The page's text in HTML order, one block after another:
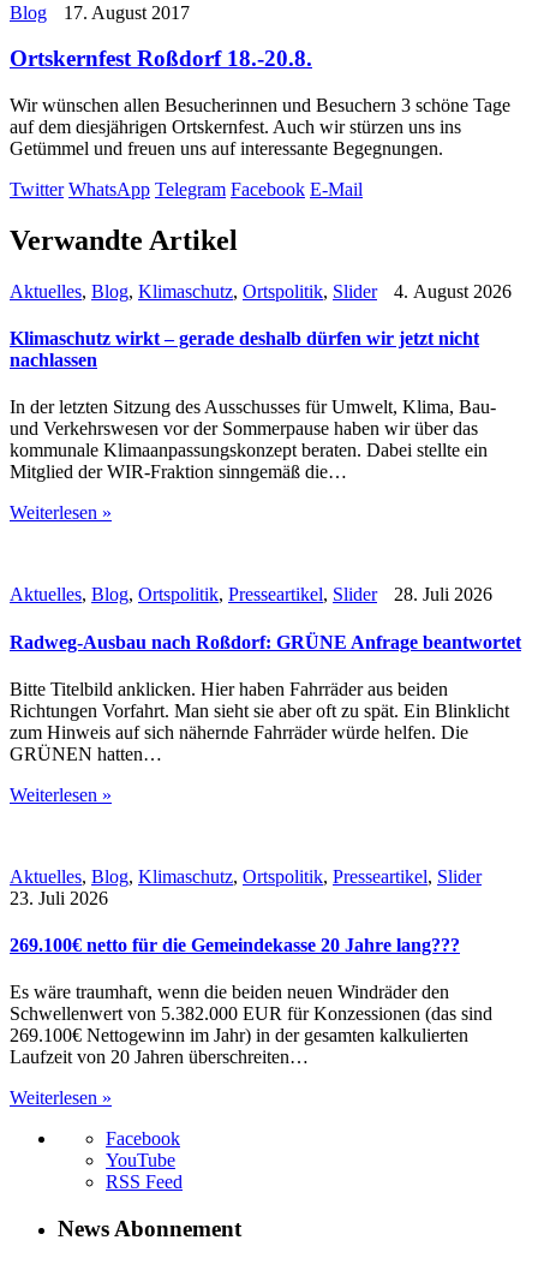
Blog 17. August 2017
Ortskernfest Roßdorf 18.-20.8.
Wir wünschen allen Besucherinnen und Besuchern 3 schöne Tage
auf dem diesjährigen Ortskernfest. Auch wir stürzen uns ins
Getümmel und freuen uns auf interessante Begegnungen.
Twitter WhatsApp Telegram Facebook E-Mail
Verwandte Artikel
Aktuelles, Blog, Klimaschutz, Ortspolitik, Slider 4. August 2026
Klimaschutz wirkt – gerade deshalb dürfen wir jetzt nicht
nachlassen
In der letzten Sitzung des Ausschusses für Umwelt, Klima, Bau-
und Verkehrswesen vor der Sommerpause haben wir über das
kommunale Klimaanpassungskonzept beraten. Dabei stellte ein
Mitglied der WIR-Fraktion sinngemäß die…
Weiterlesen »
Aktuelles, Blog, Ortspolitik, Presseartikel, Slider 28. Juli 2026
Radweg-Ausbau nach Roßdorf: GRÜNE Anfrage beantwortet
Bitte Titelbild anklicken. Hier haben Fahrräder aus beiden
Richtungen Vorfahrt. Man sieht sie aber oft zu spät. Ein Blinklicht
zum Hinweis auf sich nähernde Fahrräder würde helfen. Die
GRÜNEN hatten…
Weiterlesen »
Aktuelles, Blog, Klimaschutz, Ortspolitik, Presseartikel, Slider
23. Juli 2026
269.100€ netto für die Gemeindekasse 20 Jahre lang???
Es wäre traumhaft, wenn die beiden neuen Windräder den
Schwellenwert von 5.382.000 EUR für Konzessionen (das sind
269.100€ Nettogewinn im Jahr) in der gesamten kalkulierten
Laufzeit von 20 Jahren überschreiten…
Weiterlesen »
Facebook
YouTube
RSS Feed
News Abonnement